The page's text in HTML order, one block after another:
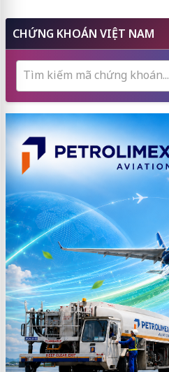
CHỨNG KHOÁN VIỆT NAM
Tìm kiếm mã chứng khoán...